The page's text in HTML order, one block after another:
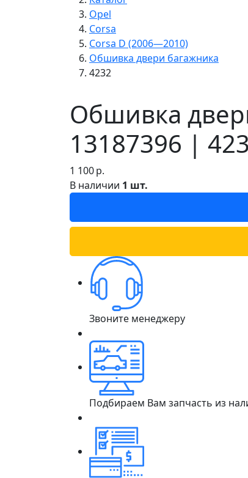
Opel
Corsa
Corsa D (2006—2010)
Обшивка двери багажника
4232
Обшивка
13187396 |
1 100р.
В наличии 1 шт.
Звоните менеджеру
Подбираем Вам запчасть из